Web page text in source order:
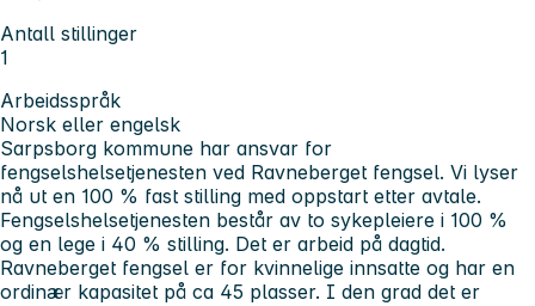
Antall stillinger
1
Arbeidsspråk
Norsk eller engelsk
Sarpsborg kommune har ansvar for
fengselshelsetjenesten ved Ravneberget fengsel. Vi lyser
nå ut en 100 % fast stilling med oppstart etter avtale.
Fengselshelsetjenesten består av to sykepleiere i 100 %
og en lege i 40 % stilling. Det er arbeid på dagtid.
Ravneberget fengsel er for kvinnelige innsatte og har en
ordinær kapasitet på ca 45 plasser. I den grad det er